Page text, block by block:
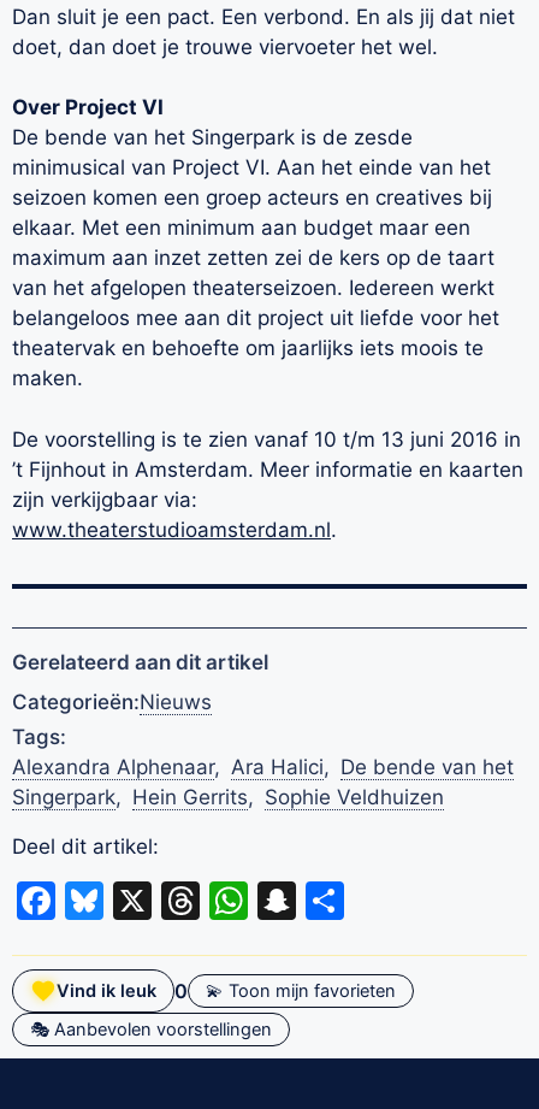
Dan sluit je een pact. Een verbond. En als jij dat niet
doet, dan doet je trouwe viervoeter het wel.
Over Project VI
De bende van het Singerpark is de zesde
minimusical van Project VI. Aan het einde van het
seizoen komen een groep acteurs en creatives bij
elkaar. Met een minimum aan budget maar een
maximum aan inzet zetten zei de kers op de taart
van het afgelopen theaterseizoen. Iedereen werkt
belangeloos mee aan dit project uit liefde voor het
theatervak en behoefte om jaarlijks iets moois te
maken.
De voorstelling is te zien vanaf 10 t/m 13 juni 2016 in
’t Fijnhout in Amsterdam. Meer informatie en kaarten
zijn verkijgbaar via:
www.theaterstudioamsterdam.nl.
Gerelateerd aan dit artikel
Categorieën:Nieuws
Tags:
Alexandra Alphenaar, Ara Halici, De bende van het
Singerpark, Hein Gerrits, Sophie Veldhuizen
Deel dit artikel:
Facebook
Bluesky
X Threads
WhatsApp
Snapchat
Vind ik leuk 0
💫 Toon mijn favorieten
🎭 Aanbevolen voorstellingen